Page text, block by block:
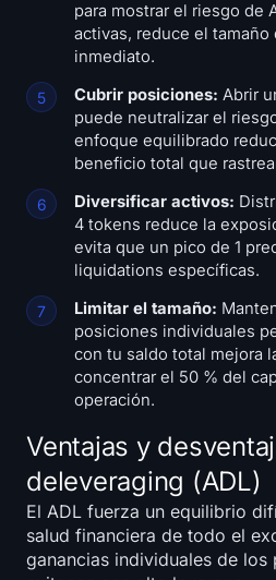
para mostrar el riesgo de
activas, reduce el
inmediato.
Cubrir posiciones: Abrir
puede neutralizar el
enfoque equilibrado
beneficio total que
Diversificar activos:
4 tokens reduce la
evita que un pico de 1
liquidations específicas.
Limitar el tamaño:
posiciones individuales
con tu saldo total mejora
concentrar el 50 % del
operación.
Ventajas y
deleveraging (ADL)
El ADL fuerza un equilibrio
salud financiera de todo el
ganancias individuales de los